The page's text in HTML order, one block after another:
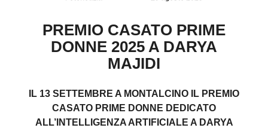
PREMIO CASATO PRIME
DONNE 2025 A DARYA
MAJIDI
IL 13 SETTEMBRE A MONTALCINO IL PREMIO
CASATO PRIME DONNE DEDICATO
ALL’INTELLIGENZA ARTIFICIALE A DARYA